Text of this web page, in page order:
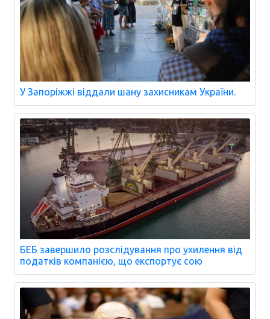
У Запоріжжі віддали шану захисникам України.
БЕБ завершило розслідування про ухилення від
податків компанією, що експортує сою